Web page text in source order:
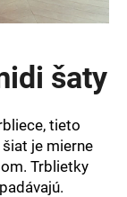
šaty
tieto
je mierne
Trblietky